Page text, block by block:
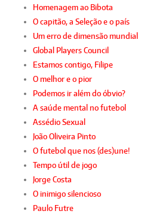
Homenagem ao Bibota
O capitão, a Seleção e o país
Um erro de dimensão mundial
Global Players Council
Estamos contigo, Filipe
O melhor e o pior
Podemos ir além do óbvio?
A saúde mental no futebol
Assédio Sexual
João Oliveira Pinto
O futebol que nos (des)une!
Tempo útil de jogo
Jorge Costa
O inimigo silencioso
Paulo Futre